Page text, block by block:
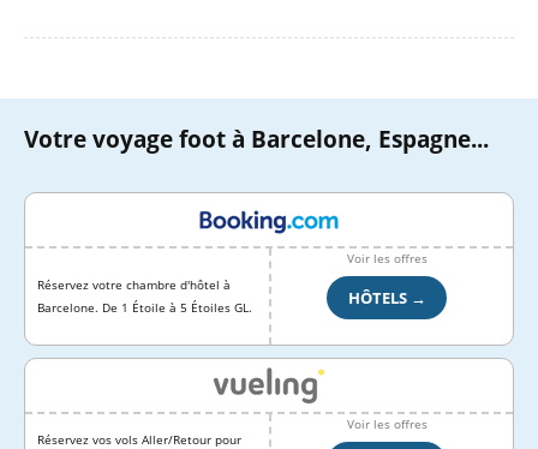
Votre voyage foot à Barcelone, Espagne...
Réservez votre chambre d'hôtel à
Barcelone. De 1 Étoile à 5 Étoiles GL.
Voir les offres
HÔTELS →
Réservez vos vols Aller/Retour pour
Voir les offres